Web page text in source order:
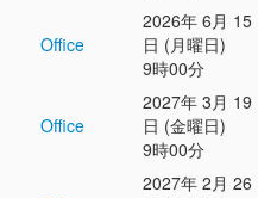
Office
2026年 6月 15
日 (月曜日)
9時00分
Office
2027年 3月 19
日 (金曜日)
9時00分
2027年 2月 26